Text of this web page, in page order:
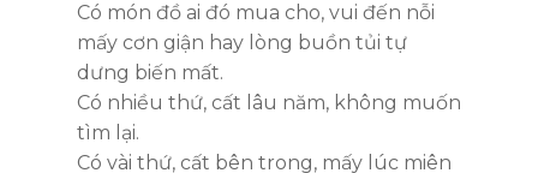
Có món đồ ai đó mua cho, vui đến nỗi
mấy cơn giận hay lòng buồn tủi tự
dưng biến mất.
Có nhiều thứ, cất lâu năm, không muốn
tìm lại.
Có vài thứ, cất bên trong, mấy lúc miên